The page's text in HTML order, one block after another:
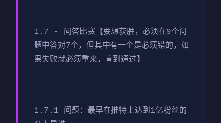
1.7 - 问答比赛【要想获胜，必须在9个问
题中答对7个，但其中有一个是必须错的，如
果失败就必须重来，直到通过】
1.7.1 问题：最早在推特上达到1亿粉丝的